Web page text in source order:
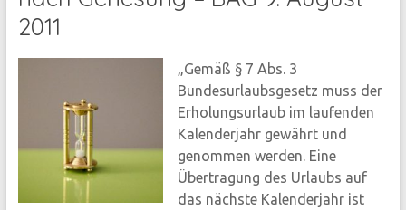
2011
„Gemäß § 7 Abs. 3
Bundesurlaubsgesetz muss der
Erholungsurlaub im laufenden
Kalenderjahr gewährt und
genommen werden. Eine
Übertragung des Urlaubs auf
das nächste Kalenderjahr ist